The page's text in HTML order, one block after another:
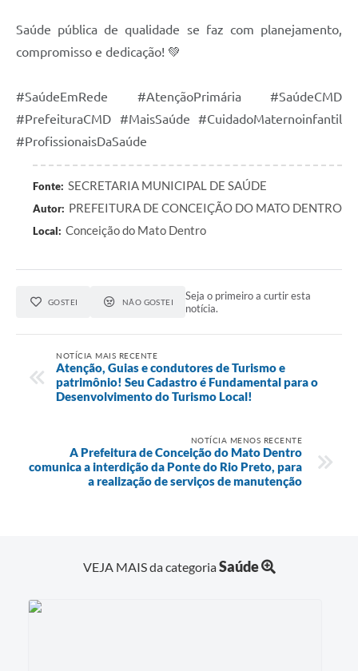
Saúde pública de qualidade se faz com planejamento,
compromisso e dedicação! 💚
#SaúdeEmRede #AtençãoPrimária #SaúdeCMD
#PrefeituraCMD #MaisSaúde #CuidadoMaternoinfantil
#ProfissionaisDaSaúde
Fonte: SECRETARIA MUNICIPAL DE SAÚDE
Autor: PREFEITURA DE CONCEIÇÃO DO MATO DENTRO
Local: Conceição do Mato Dentro
GOSTEI NÃO GOSTEI
Seja o primeiro a curtir esta
notícia.
NOTÍCIA MAIS RECENTE
Atenção, Guias e condutores de Turismo e
patrimônio! Seu Cadastro é Fundamental para o
Desenvolvimento do Turismo Local!
NOTÍCIA MENOS RECENTE
A Prefeitura de Conceição do Mato Dentro
comunica a interdição da Ponte do Rio Preto, para
a realização de serviços de manutenção
VEJA MAIS da categoriaSaúde